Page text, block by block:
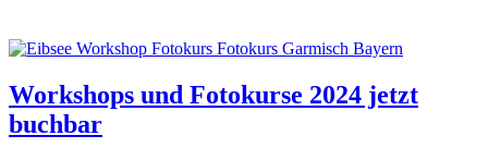
Workshops und Fotokurse 2024 jetzt
buchbar